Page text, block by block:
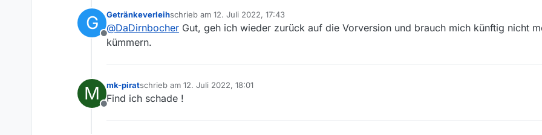
Hint: Change-Log lesen.
G
Offline
Getränkeverleihschrieb am 12. Juli 2022, 17:43
zuletzt editiert von
@DaDirnbocher Gut, geh ich wieder zurück auf die Vorversion und brauch mich künftig nicht
kümmern.
M
Offline
mk-piratschrieb am 12. Juli 2022, 18:01
zuletzt editiert von
Find ich schade !